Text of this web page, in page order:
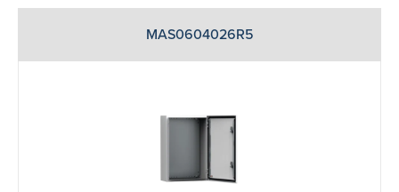
MAS0604026R5